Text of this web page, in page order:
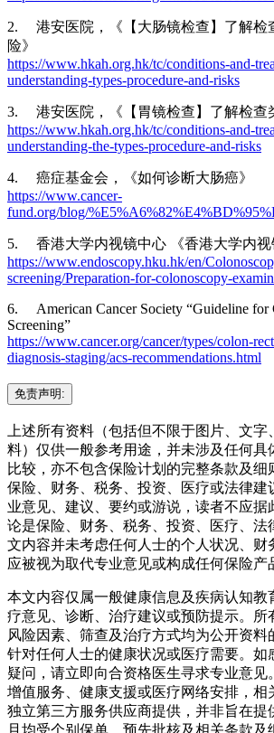
2. 港安医院，《【大肠镜检查】了解检
险》
https://www.hkah.org.hk/tc/conditions-and-
understanding-types-procedure-and-risks
3. 港安医院，《【胃镜检查】了解检查
https://www.hkah.org.hk/tc/conditions-and-
understanding-the-types-procedure-and-risks
4. 癌症基金会，《如何诊断大肠癌》
https://www.cancer-
fund.org/blog/
5. 香港大学内视镜中心 《香港大学内视
https://www.endoscopy.hku.hk/en/
screening/Preparation-for-colonoscopy-
6. American Cancer Society “Guideline for
Screening”
https://www.cancer.org/cancer/types/colon-
diagnosis-staging/acs-recommendations.html
免责声明:
上述所有资料（包括但不限于图片、文
料）仅供一般参考用途，并未涉及任何具
比较，亦不包含保险计划的完整条款及细
保险、财务、税务、投资、医疗或法律建
业意见、建议、要约或游说，读者不应据
论是保险、财务、税务、投资、医疗、法
文内容并未考虑任何人士的个人状况、财
应被视为取代专业意见或构成任何保险产
本文内容仅属一般健康信息及疾病认知教
疗意见、诊断、治疗建议或预防提示。所
风险因素、筛查及治疗方式均为公开资料
针对任何人士的健康状况或医疗需要。如
疑问，请立即向合资格医生寻求专业意见
增值服务、健康支援或医疗网络安排，相
独立第三方服务供应商提供，并非旨在提
且均受个别保单、预先批核及相关条款及